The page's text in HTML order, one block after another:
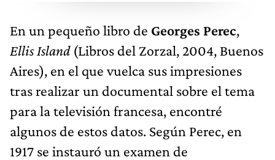
En un pequeño libro de Georges Perec,
Ellis Island(Libros del Zorzal, 2004, Buenos
Aires), en el que vuelca sus impresiones
tras realizar un documental sobre el tema
para la televisión francesa, encontré
algunos de estos datos. Según Perec, en
1917 se instauró un examen de